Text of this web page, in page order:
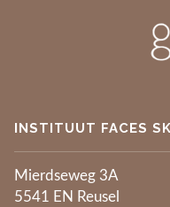
INSTITUUT FACES
Mierdseweg 3A
5541 EN Reusel